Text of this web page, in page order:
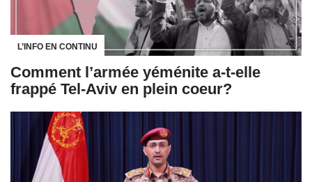
L’INFO EN CONTINU
Comment l’armée yéménite a-t-elle
frappé Tel-Aviv en plein coeur?